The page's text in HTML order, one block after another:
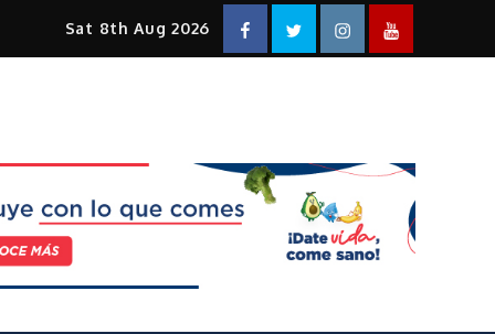
Sat 8th Aug 2026 FacebookTwitterInstagramYouTube